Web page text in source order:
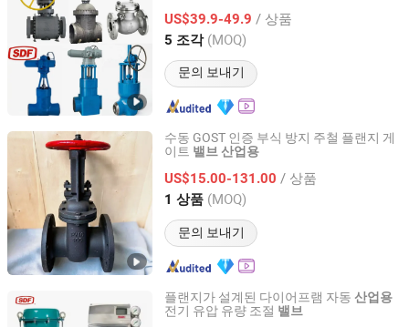
US$39.9-49.9 / 상품
5 조각 (MOQ)
문의 보내기
Shanghai, China 이후 2026
수동 GOST 인증 부식 방지 주철 플랜지 게
이트 밸브 산업용
US$15.00-131.00 / 상품
1 상품 (MOQ)
문의 보내기
Kaigao Valve Co., Ltd.
Henan, China 이후 2025
플랜지가 설계된 다이어프램 자동 산업용
전기 유압 유량 조절 밸브
Shanghai Power Plant Valve Factory Co., Ltd.